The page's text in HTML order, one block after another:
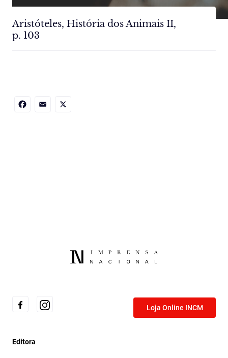
Aristóteles, História dos Animais II,
p. 103
Loja Online INCM
Editora